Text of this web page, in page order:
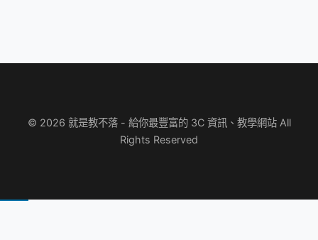
© 2026 就是教不落 - 給你最豐富的 3C 資訊、教學網站 All
Rights Reserved